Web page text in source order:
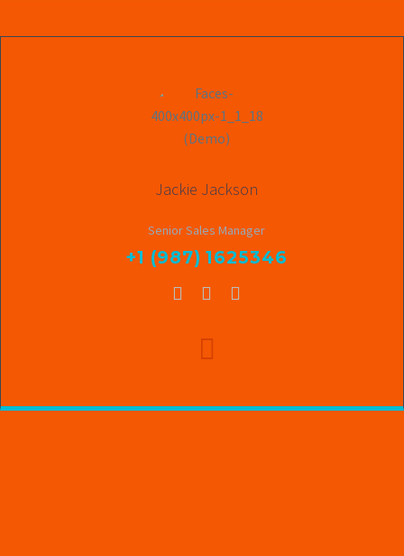
Jackie Jackson
Senior Sales Manager
+1 (987) 1625346